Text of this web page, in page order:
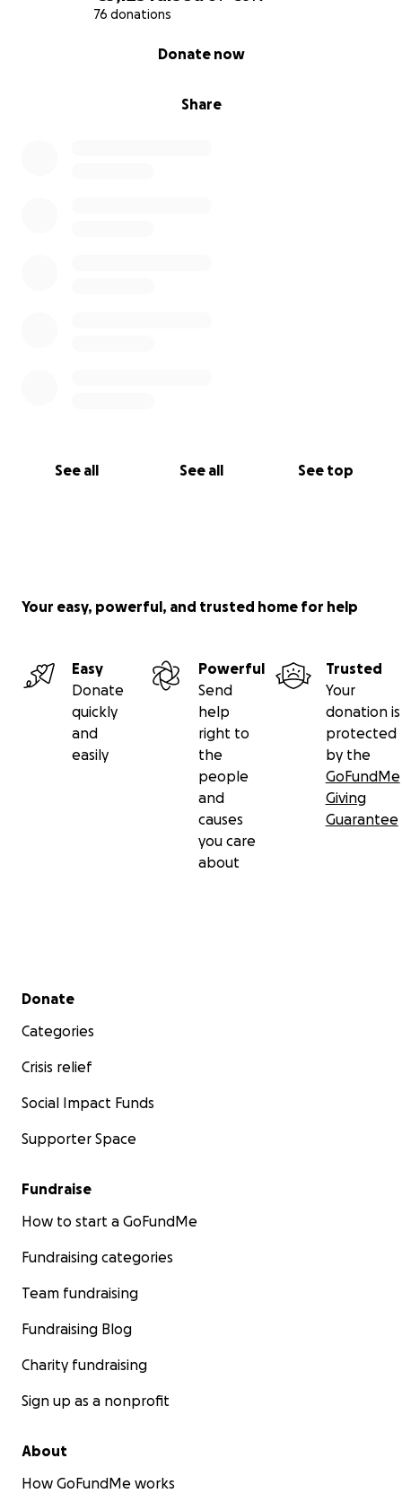
76 donations
Share
Donate now
See all See all See top
Your easy, powerful, and trusted home for help
Easy
Donate
quickly
and
easily
Powerful
Send
help
right to
the
people
and
causes
you care
about
Trusted
Your
donation is
protected
by the
GoFundMe
Giving
Guarantee
Secondary menu
Donate
Categories
Crisis relief
Social Impact Funds
Supporter Space
Fundraise
How to start a GoFundMe
Fundraising categories
Team fundraising
Fundraising Blog
Charity fundraising
Sign up as a nonprofit
About
How GoFundMe works